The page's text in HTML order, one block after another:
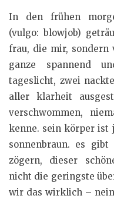
In den frühen
(vulgo: blowjob)
frau, die mir, sondern
ganze spannend
tageslicht, zwei
aller klarheit
verschwommen,
kenne. sein körper ist
sonnenbraun. es
zögern, dieser
nicht die geringste
wir das wirklich –